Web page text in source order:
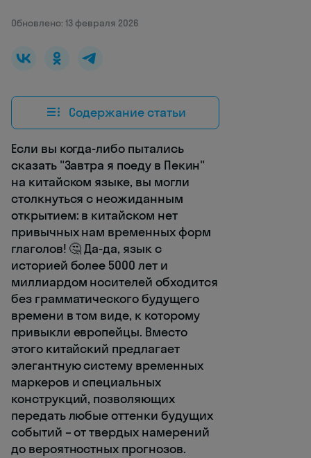
Обновлено: 13 февраля 2026
Содержание статьи
Если вы когда-либо пытались
сказать "Завтра я поеду в Пекин"
на китайском языке, вы могли
столкнуться с неожиданным
открытием: в китайском нет
привычных нам временных форм
глаголов! 🤔 Да-да, язык с
историей более 5000 лет и
миллиардом носителей обходится
без грамматического будущего
времени в том виде, к которому
привыкли европейцы. Вместо
этого китайский предлагает
элегантную систему временных
маркеров и специальных
конструкций, позволяющих
передать любые оттенки будущих
событий – от твердых намерений
до вероятностных прогнозов.